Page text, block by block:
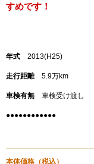
すめです！
年式 2013(H25)
走行距離5.9万km
車検有無 車検受け渡し
●●●●●●●●●●●●
本体価格 （税込）